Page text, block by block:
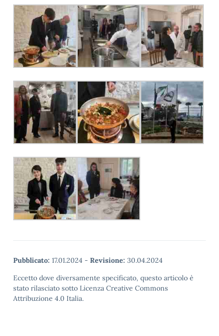
Pubblicato: 17.01.2024 - Revisione: 30.04.2024
Eccetto dove diversamente specificato, questo articolo è
stato rilasciato sotto Licenza Creative Commons
Attribuzione 4.0 Italia.